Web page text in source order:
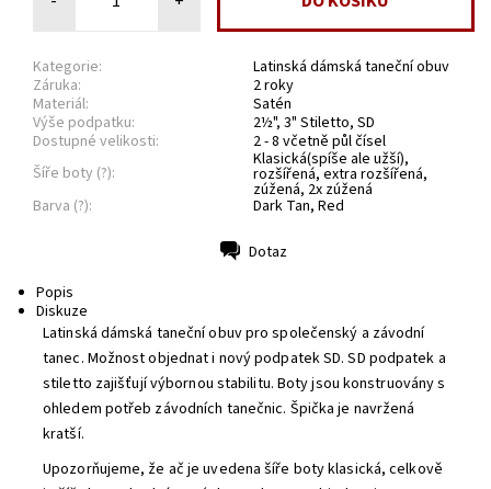
Kategorie:
Latinská dámská taneční obuv
Záruka:
2 roky
Materiál:
Satén
Výše podpatku:
2½", 3" Stiletto, SD
Dostupné velikosti:
2 - 8 včetně půl čísel
Šíře boty (?):
Klasická(spíše ale užší),
rozšířená, extra rozšířená,
zúžená, 2x zúžená
Barva (?): Dark Tan, Red
Dotaz
Popis
Diskuze
Latinská dámská taneční obuv pro společenský a závodní
tanec. Možnost objednat i nový podpatek SD. SD podpatek a
stiletto zajišťují výbornou stabilitu. Boty jsou konstruovány s
ohledem potřeb závodních tanečnic. Špička je navržená
kratší.
Upozorňujeme, že ač je uvedena šíře boty klasická, celkově